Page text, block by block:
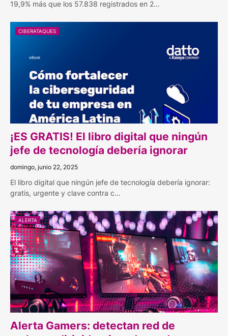
19,9% más que los 57.838 registrados en 2…
CIBERATAQUES
¡ES GRATIS! El libro digital que ningún
jefe de tecnología debería ignorar
domingo, junio 22, 2025
El libro digital que ningún jefe de tecnología debería ignorar:
gratis, urgente y clave contra c…
ALERTA
Alerta Gamers: detectan red de